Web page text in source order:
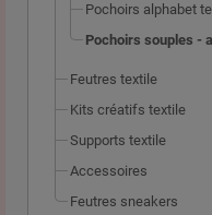
Pochoirs alphabet
Pochoirs souples -
Feutres textile
Kits créatifs textile
Supports textile
Accessoires
Feutres sneakers